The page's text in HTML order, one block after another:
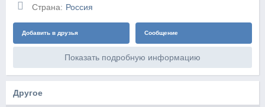
Страна: Россия
Добавить в друзья Сообщение
Показать подробную информацию
Другое